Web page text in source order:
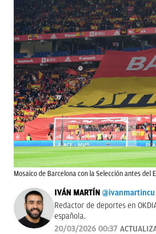
Mosaico de Barcelona con la Selección antes del
IVÁN MARTÍN @ivanmartincu
Redactor de deportes en
española.
20/03/2026 00:37